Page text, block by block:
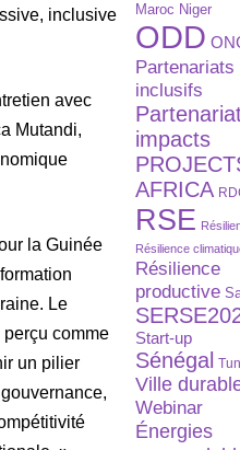
inclusive
avec
Mutandi,
la Guinée
Le
comme
un pilier
Maroc Niger
ODD
Partenariats
inclusifs
impacts
AFRICA
RSE
Résilience
Résilience
productive
Start-up
Sénégal
Ville
Webinar
Énergies